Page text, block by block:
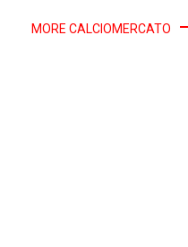
MORE CALCIOMERCATO